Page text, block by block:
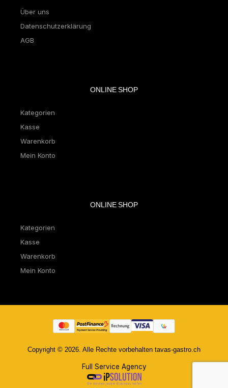
Über uns
Datenschutzerklärung
AGB
ONLINE SHOP
Kategorien
Kasse
Warenkorb
Mein Konto
ONLINE SHOP
Kategorien
Kasse
Warenkorb
Mein Konto
Copyright © 2026. Alle Rechte vorbehalten tavas-gastro.ch
Full Service Agency